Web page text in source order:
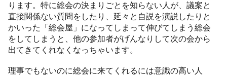
ります。特に総会の決まりごとを知らない人が、議案と
直接関係ない質問をしたり、延々と自説を演説したりと
かいった「総会屋」になってしまって伸びてしまう総会
をしてしまうと、他の参加者がげんなりして次の会から
出てきてくれなくなっちゃいます。
理事でもないのに総会に来てくれるには意識の高い人